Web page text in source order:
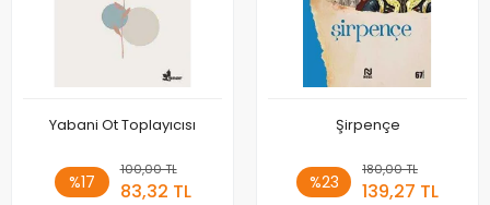
Yabani Ot Toplayıcısı
%17
100,00 TL
83,32 TL
Şirpençe
%23
180,00 TL
139,27 TL